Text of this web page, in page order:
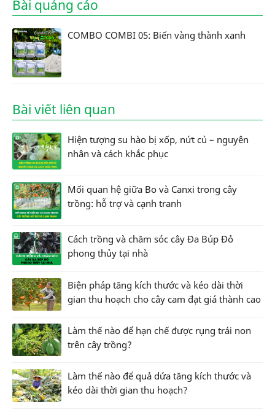
Bài quảng cáo
COMBO COMBI 05: Biến vàng thành xanh
Bài viết liên quan
Hiện tượng su hào bị xốp, nứt củ – nguyên
nhân và cách khắc phục
Mối quan hệ giữa Bo và Canxi trong cây
trồng: hỗ trợ và cạnh tranh
Cách trồng và chăm sóc cây Đa Búp Đỏ
phong thủy tại nhà
Biện pháp tăng kích thước và kéo dài thời
gian thu hoạch cho cây cam đạt giá thành cao
Làm thế nào để hạn chế được rụng trái non
trên cây trồng?
Làm thế nào để quả dứa tăng kích thước và
kéo dài thời gian thu hoạch?